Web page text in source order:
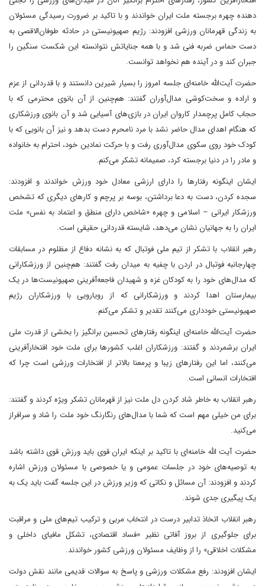
دهنده چهره برجسته ملت ایران خواندند و با تاکید بر ضرورت رسیدگی مسئولان
به زندگی قهرمانان ورزشی افزودند: رژیم صهیونیستی در حادثه طوفان‌الاقصی به
دست حماس ضربه فنی شد و با همه جنایاتش نتوانسته این شکست سنگین را
جبران کند و در آینده هم نخواهد توانست.
حضرت آیت‌الله خامنه‌ای جلسه امروز را بسیار شیرین دانستند و با قدردانی از عزم
و اراده و سخت‌کوشی مدال‌آوران گفتند: هم‌چنین از آن بانوی محترمی که با
حجاب کامل پرچمدار کاروان ایران در بازی‌های آسیایی شد و آن بانوی ورزشکاری
که هنگام اهدای مدال حاضر نشد با مرد نامحرم دست بدهد و نیز آن بانویی که با
کودک خود روی سکوی مدال‌آوری رفت و با حرکت نمادین خود، احترام به خانواده
و مادر را در دنیا برجسته کرد، صمیمانه تشکر می‌کنم.
ایشان اینگونه رفتارها را دارای ارزشی معادل خود ورزش خواندند و افزودند:
سجده کردن، دست به دعا برداشتن، بوسه بر پرچم و کارهای دیگری که تشخص
ورزشکار ایرانی – اسلامی و چهره «شاخص دارای منطق و اعتماد به نفس» ملت
ایران را به جهانیان نشان می‌دهد، شایسته قدردانی حقیقی است.
رهبر انقلاب با تشکر از تیم ملی فوتبال که به نشانه دفاع از مظلوم در مسابقات
چهارجانبه فوتبال در اردن با چفیه به میدان رفت گفتند: هم‌چنین از ورزشکارانی
که مدال‌های خود را به کودکان غزه و شهیدان فاجعه‌آفرینی صهیونیست‌ها در یک
بیمارستان اهدا کردند و ورزشکارانی که از رویارویی با ورزشکاران رژیم
صهیونیستی خودداری می‌کنند تقدیر و تشکر می‌کنم.
حضرت آیت‌الله خامنه‌ای اینگونه رفتارهای تحسین برانگیز را بخشی از قدرت ملی
ایران برشمردند و گفتند: ورزشکاران اغلب کشورها برای ملت خود افتخارآفرینی
می‌کنند، اما این رفتارهای زیبا و پرمعنا بالاتر از افتخارات ورزشی است چرا که
افتخارات انسانی است.
رهبر انقلاب به خاطر شاد کردن دل ملت نیز از قهرمانان تشکر ویژه کردند و گفتند:
برای من خیلی مهم است که شما با مدال‌های رنگارنگ خود ملت را شاد و سرافراز
می‌کنید.
حضرت آیت الله خامنه‌ای با تاکید بر اینکه ایران قوی باید ورزش قوی داشته باشد
به توصیه‌های خود در جلسات عمومی و یا خصوصی با مسئولان ورزش اشاره
کردند و افزودند: آن مسائل و نکاتی که وزیر ورزش در این جلسه گفت باید یک به
یک پیگیری جدی شوند.
رهبر انقلاب اتخاذ تدابیر درست در انتخاب مربی و ترکیب تیم‌های ملی و مراقبت
برای جلوگیری از بروز آفاتی نظیر «فساد اقتصادی، تشکل مافیای داخلی و
مشکلات اخلاقی» را از وظایف مسئولان ورزشی کشور خواندند.
ایشان افزودند: رفع مشکلات ورزشی و پاسخ به سوالات قدیمی مانند نقش دولت